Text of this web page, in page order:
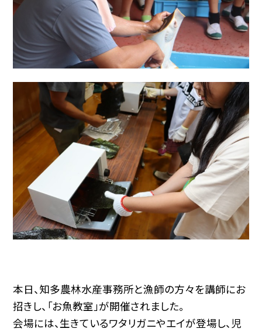
本日、知多農林水産事務所と漁師の方々を講師にお
招きし、「お魚教室」が開催されました。
会場には、生きているワタリガニやエイが登場し、児